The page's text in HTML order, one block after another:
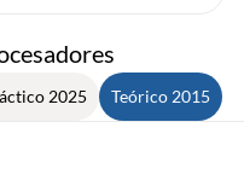
2025 Teórico 2015